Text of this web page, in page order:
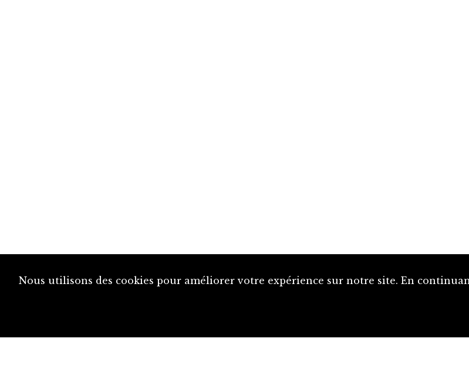
Nous utilisons des cookies pour améliorer votre expérience sur notre site. En